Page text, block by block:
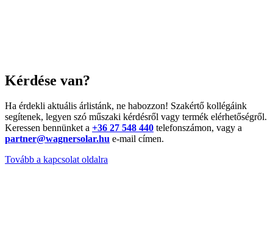
Kérdése van?
Ha érdekli aktuális árlistánk, ne habozzon! Szakértő kollégáink
segítenek, legyen szó műszaki kérdésről vagy termék elérhetőségről.
Keressen bennünket a +36 27 548 440 telefonszámon, vagy a
partner@wagnersolar.hu e-mail címen.
Tovább a kapcsolat oldalra